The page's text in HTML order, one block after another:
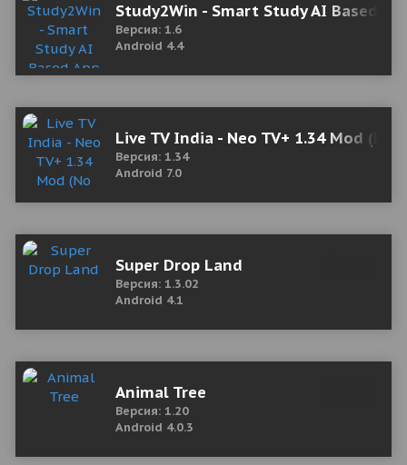
Study2Win - Smart Study AI Based
Версия: 1.6
Android 4.4
Live TV India - Neo TV+ 1.34 Mod (No
Версия: 1.34
Android 7.0
Super Drop Land
Версия: 1.3.02
Android 4.1
Animal Tree
Версия: 1.20
Android 4.0.3